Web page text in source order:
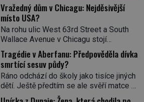
Vražedný dům v Chicagu: Nejděsivější
místo USA?
Na rohu ulic West 63rd Street a South
Wallace Avenue v Chicagu stojí
nenápadná pošta. Nemá žádný speciální
nápis ani pamětní desku. A přesto prý
místní zaměstnanci neradi chodí do
sklepa. Právě tady totiž sídlil sériový
vrah H. H. Holmes a také
nejpropracovanější past na lidi
Tragédie v Aberfanu: Předpověděla dívka
smrtící sesuv půdy?
Ráno odchází do školy jako tisíce jiných
dětí. Ještě předtím se ale svěří matce s
podivným snem. Ve škole, kterou dobře